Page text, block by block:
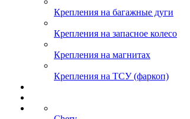
Крепления на багажные дуги
Крепления на запасное колесо
Крепления на магнитах
Крепления на ТСУ (фаркоп)